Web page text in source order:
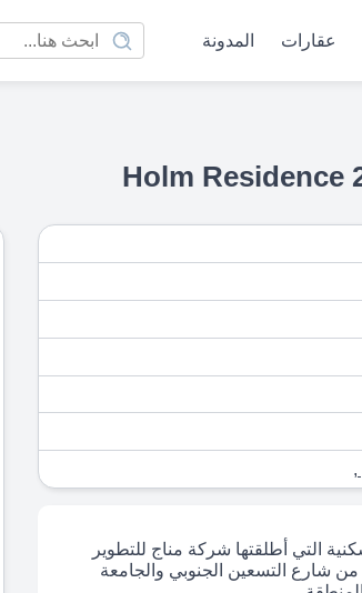
عقارات المدونة
,
التي أطلقتها شركة مناج للتطوير
شارع التسعين الجنوبي والجامعة